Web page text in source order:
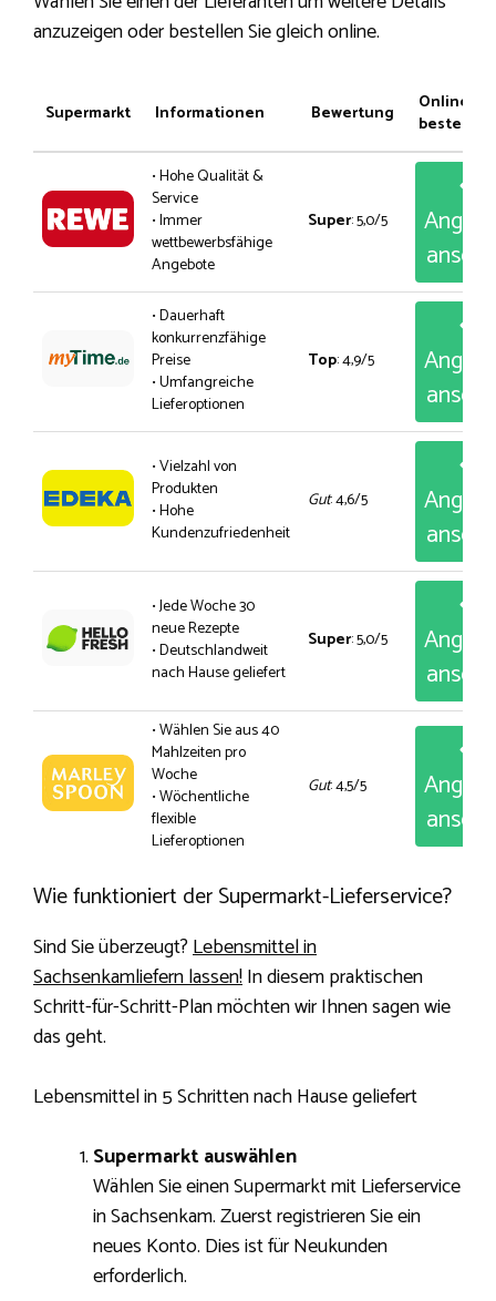
anzuzeigen oder bestellen Sie gleich online.
Supermarkt Informationen Bewertung
Online
bestellen
• Hohe Qualität &
Service
• Immer
wettbewerbsfähige
Angebote
Super: 5,0/5
• Dauerhaft
konkurrenzfähige
Preise
• Umfangreiche
Lieferoptionen
Top: 4,9/5
• Vielzahl von
Produkten
• Hohe
Kundenzufriedenheit
Gut: 4,6/5
• Jede Woche 30
neue Rezepte
• Deutschlandweit
nach Hause geliefert
Super: 5,0/5
• Wählen Sie aus 40
Mahlzeiten pro
Woche
• Wöchentliche
flexible
Lieferoptionen
Gut: 4,5/5
Wie funktioniert der Supermarkt-Lieferservice?
Sind Sie überzeugt?Lebensmittel in
Sachsenkamliefern lassen!In diesem praktischen
Schritt-für-Schritt-Plan möchten wir Ihnen sagen wie
das geht.
Lebensmittel in 5 Schritten nach Hause geliefert
Supermarkt auswählen
Wählen Sie einen Supermarkt mit Lieferservice
in Sachsenkam. Zuerst registrieren Sie ein
neues Konto. Dies ist für Neukunden
erforderlich.